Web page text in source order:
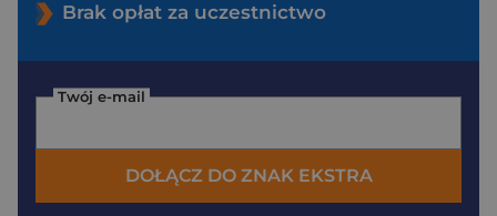
Brak opłat za uczestnictwo
Twój e-mail
DOŁĄCZ DO ZNAK EKSTRA